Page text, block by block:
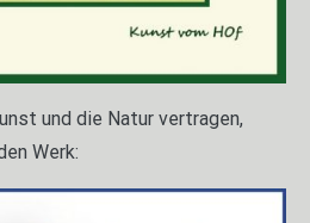
und die Natur vertragen,
Werk: